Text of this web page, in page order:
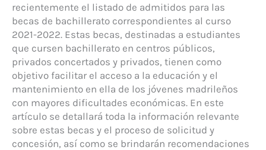
recientemente el listado de admitidos para las
becas de bachillerato correspondientes al curso
2021-2022. Estas becas, destinadas a estudiantes
que cursen bachillerato en centros públicos,
privados concertados y privados, tienen como
objetivo facilitar el acceso a la educación y el
mantenimiento en ella de los jóvenes madrileños
con mayores dificultades económicas. En este
artículo se detallará toda la información relevante
sobre estas becas y el proceso de solicitud y
concesión, así como se brindarán recomendaciones